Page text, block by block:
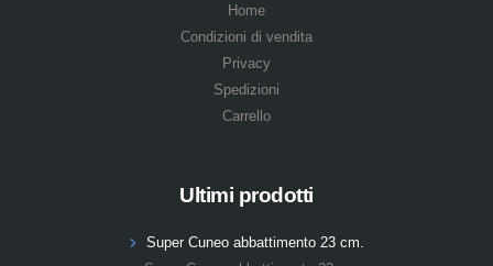
Home
Condizioni di vendita
Privacy
Spedizioni
Carrello
Ultimi prodotti
Super Cuneo abbattimento 23 cm.